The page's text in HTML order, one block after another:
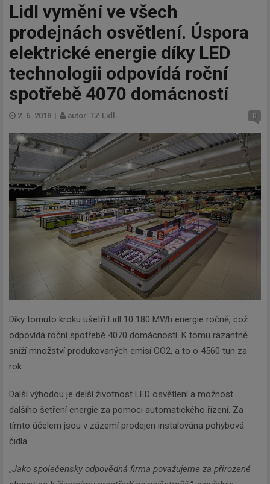
Lidl vymění ve všech
prodejnách osvětlení. Úspora
elektrické energie díky LED
technologii odpovídá roční
spotřebě 4070 domácností
2. 6. 2018 | autor: TZ Lidl 0
Díky tomuto kroku ušetří Lidl 10 180 MWh energie ročně, což
odpovídá roční spotřebě 4070 domácností. K tomu razantně
sníží množství produkovaných emisí CO2, a to o 4560 tun za
rok.
Další výhodou je delší životnost LED osvětlení a možnost
dalšího šetření energie za pomoci automatického řízení. Za
tímto účelem jsou v zázemí prodejen instalována pohybová
čidla.
„Jako společensky odpovědná firma považujeme za přirozené